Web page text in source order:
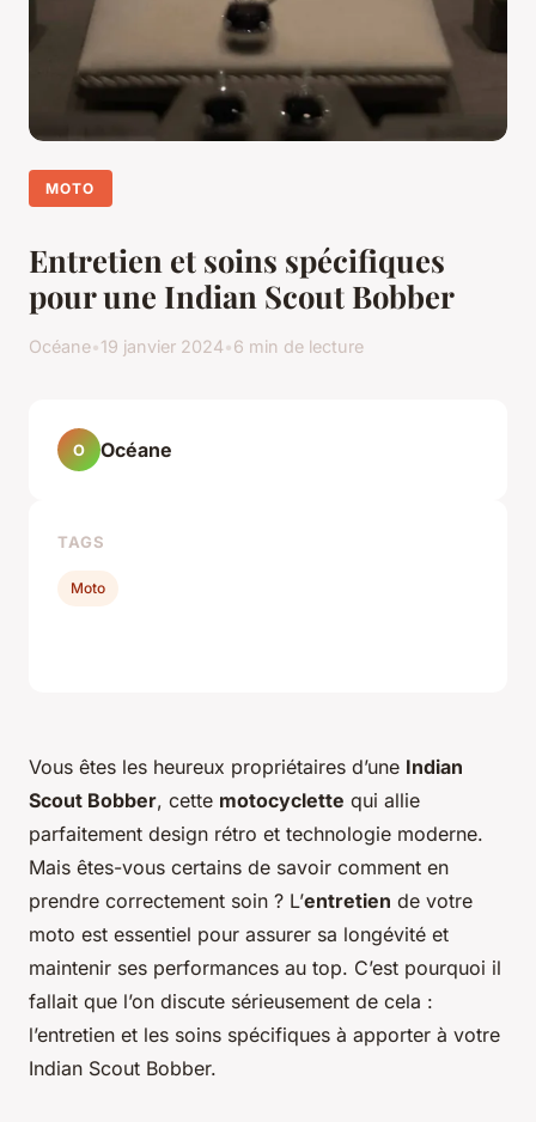
MOTO
Entretien et soins spécifiques
pour une Indian Scout Bobber
Océane•19 janvier 2024•6 min de lecture
Vous êtes les heureux propriétaires d’une Indian
Scout Bobber, cette motocyclette qui allie
parfaitement design rétro et technologie moderne.
Mais êtes-vous certains de savoir comment en
prendre correctement soin ? L’entretien de votre
moto est essentiel pour assurer sa longévité et
maintenir ses performances au top. C’est pourquoi il
fallait que l’on discute sérieusement de cela :
l’entretien et les soins spécifiques à apporter à votre
Indian Scout Bobber.
O Océane
TAGS
Moto